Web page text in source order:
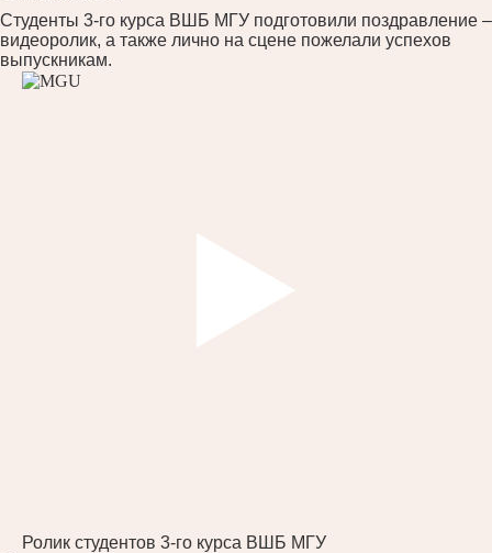
Студенты 3-го курса ВШБ МГУ подготовили поздравление –
видеоролик, а также лично на сцене пожелали успехов
выпускникам.
Ролик студентов 3-го курса ВШБ МГУ